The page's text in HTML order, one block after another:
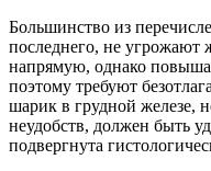
Большинство из
последнего, не
напрямую, однако
поэтому требуют
шарик в грудной железе,
неудобств, должен быть
подвергнута